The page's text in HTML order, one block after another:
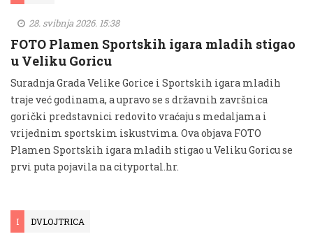
28. svibnja 2026. 15:38
FOTO Plamen Sportskih igara mladih stigao
u Veliku Goricu
Suradnja Grada Velike Gorice i Sportskih igara mladih
traje već godinama, a upravo se s državnih završnica
gorički predstavnici redovito vraćaju s medaljama i
vrijednim sportskim iskustvima. Ova objava FOTO
Plamen Sportskih igara mladih stigao u Veliku Goricu se
prvi puta pojavila na cityportal.hr.
I DVLOJTRICA